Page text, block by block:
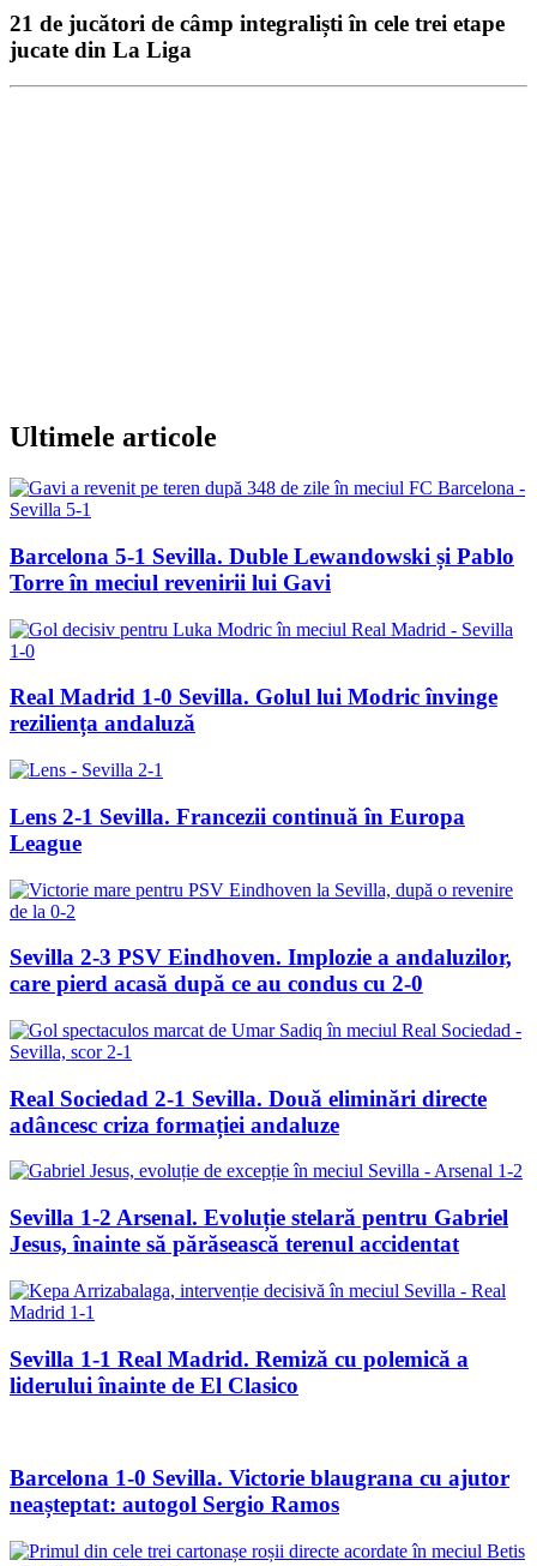
21 de jucători de câmp integraliști în cele trei etape
jucate din La Liga
Ultimele articole
Barcelona 5-1 Sevilla. Duble Lewandowski și Pablo
Torre în meciul revenirii lui Gavi
Real Madrid 1-0 Sevilla. Golul lui Modric învinge
reziliența andaluză
Lens 2-1 Sevilla. Francezii continuă în Europa
League
Sevilla 2-3 PSV Eindhoven. Implozie a andaluzilor,
care pierd acasă după ce au condus cu 2-0
Real Sociedad 2-1 Sevilla. Două eliminări directe
adâncesc criza formației andaluze
Sevilla 1-2 Arsenal. Evoluție stelară pentru Gabriel
Jesus, înainte să părăsească terenul accidentat
Sevilla 1-1 Real Madrid. Remiză cu polemică a
liderului înainte de El Clasico
Barcelona 1-0 Sevilla. Victorie blaugrana cu ajutor
neașteptat: autogol Sergio Ramos